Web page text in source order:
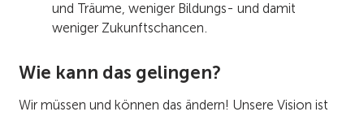
und Träume, weniger Bildungs- und damit
weniger Zukunftschancen.
Wie kann das gelingen?
Wir müssen und können das ändern! Unsere Vision ist